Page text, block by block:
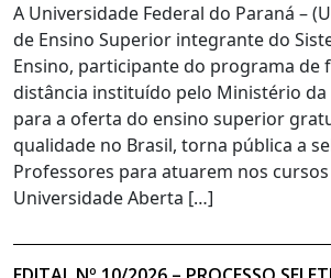
A Universidade Federal do Paraná –
de Ensino Superior integrante do
Ensino, participante do programa de
distância instituído pelo Ministério da
para a oferta do ensino superior
qualidade no Brasil, torna pública a
Professores para atuarem nos
Universidade Aberta […]